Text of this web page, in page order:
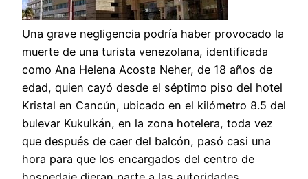
Una grave negligencia podría haber provocado la
muerte de una turista venezolana, identificada
como Ana Helena Acosta Neher, de 18 años de
edad, quien cayó desde el séptimo piso del hotel
Kristal en Cancún, ubicado en el kilómetro 8.5 del
bulevar Kukulkán, en la zona hotelera, toda vez
que después de caer del balcón, pasó casi una
hora para que los encargados del centro de